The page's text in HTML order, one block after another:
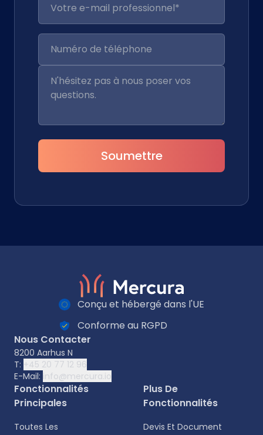
Soumettre
Conçu et hébergé dans l'UE
Conforme au RGPD
Nous Contacter
8200 Aarhus N
T: +45 20 77 12 96
E-Mail: info@mercura.io
Fonctionnalités
Principales
Toutes Les
Plus De
Fonctionnalités
Devis Et Document